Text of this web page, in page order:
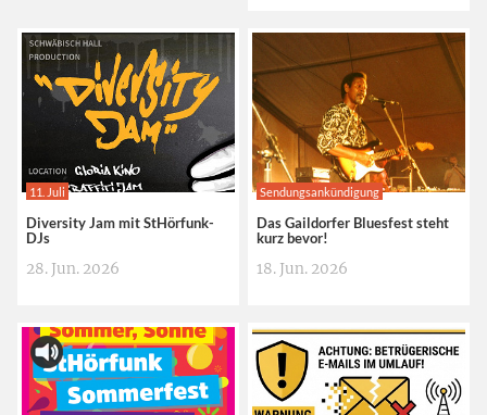
11. Juli
Diversity Jam mit StHörfunk-
DJs
28. Jun. 2026
Sendungsankündigung
Das Gaildorfer Bluesfest steht
kurz bevor!
18. Jun. 2026